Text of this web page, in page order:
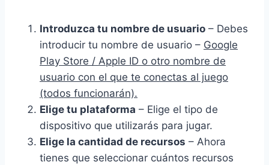
Introduzca tu nombre de usuario – Debes
introducir tu nombre de usuario – Google
Play Store / Apple ID o otro nombre de
usuario con el que te conectas al juego
(todos funcionarán).
Elige tu plataforma – Elige el tipo de
dispositivo que utilizarás para jugar.
Elige la cantidad de recursos – Ahora
tienes que seleccionar cuántos recursos